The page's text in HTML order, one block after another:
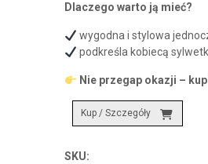
Dlaczego warto ją mieć?
wygodna i stylowa
podkreśla kobiecą
Nie przegap okazji –
Kup / Szczegóły
SKU: